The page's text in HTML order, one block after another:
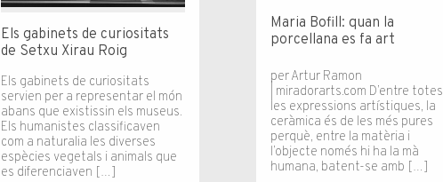
Els gabinets de curiositats
de Setxu Xirau Roig
Els gabinets de curiositats
servien per a representar el món
abans que existissin els museus.
Els humanistes classificaven
com a naturalia les diverses
espècies vegetals i animals que
es diferenciaven […]
Maria Bofill: quan la
porcellana es fa art
per Artur Ramon
| miradorarts.com D’entre totes
les expressions artístiques, la
ceràmica és de les més pures
perquè, entre la matèria i
l’objecte només hi ha la mà
humana, batent-se amb […]